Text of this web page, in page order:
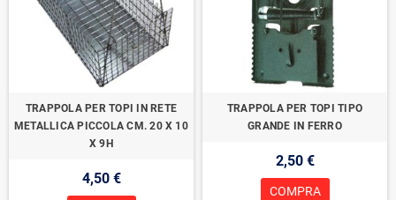
TRAPPOLA PER TOPI IN RETE
METALLICA PICCOLA CM. 20 X 10
X 9H
4,50 €
TRAPPOLA PER TOPI TIPO
GRANDE IN FERRO
2,50 €
COMPRA